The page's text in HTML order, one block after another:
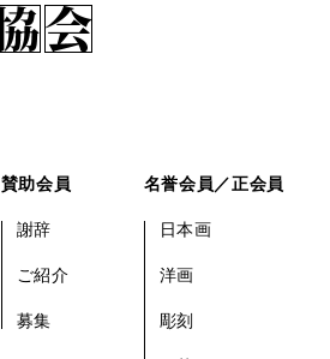
賛助会員
謝辞
ご紹介
募集
名誉会員／正会員
日本画
洋画
彫刻